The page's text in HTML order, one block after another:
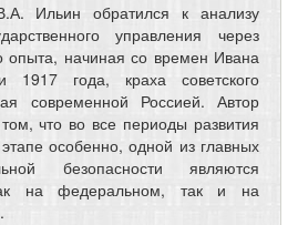
Ильин обратился к анализу
управления через
опыта, начиная со времен Ивана
1917 года, краха советского
современной Россией. Автор
что во все периоды развития
особенно, одной из главных
безопасности являются
на федеральном, так и на